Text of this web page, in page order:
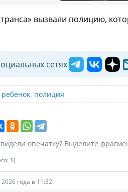
вызвали полицию,
сетях
ребенок, полиция
опечатку? Выделите
1)
года в 11:32